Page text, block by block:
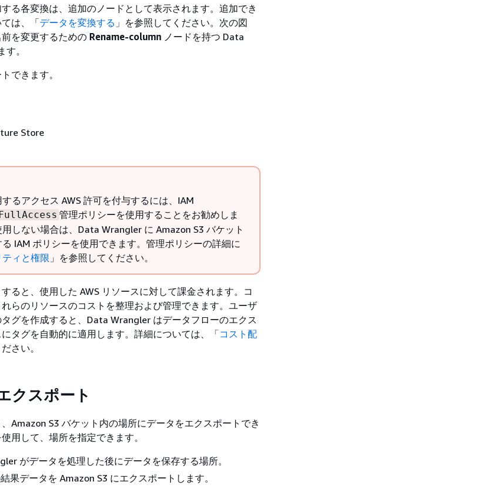
る各変換は、追加のノードとして表示されます。追加でき
は、「データを変換する 」を参照してください。次の図
を変更するための Rename-column ノードを持つ Data
。
できます。
Store
るアクセス AWS 許可を付与するには、IAM
管理ポリシーを使用することをお勧めしま
しない場合は、Data Wrangler に Amazon S3 バケット
IAM ポリシーを使用できます。管理ポリシーの詳細に
ィと権限 」を参照してください。
ると、使用した AWS リソースに対して課金されます。コ
らのリソースのコストを整理および管理できます。ユーザ
グを作成すると、Data Wrangler はデータフローのエクス
タグを自動的に適用します。詳細については、「コスト配
さい。
クスポート
Amazon S3 バケット内の場所にデータをエクスポートでき
用して、場所を指定できます。
がデータを処理した後にデータを保存する場所。
果データを Amazon S3 にエクスポートします。